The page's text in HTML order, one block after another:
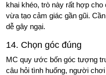
khai khéo, trò này rất hợp
vừa tạo cảm giác gần gũi.
dễ gây ngại.
14. Chọn góc đúng
MC quy ước bốn góc tượng
câu hỏi tình huống, người